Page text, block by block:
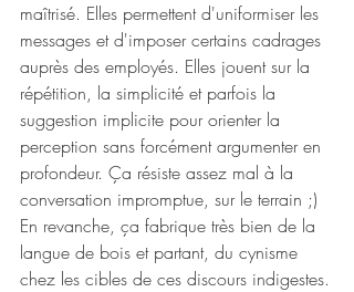
maîtrisé. Elles permettent d'uniformiser les
messages et d'imposer certains cadrages
auprès des employés. Elles jouent sur la
répétition, la simplicité et parfois la
suggestion implicite pour orienter la
perception sans forcément argumenter en
profondeur. Ça résiste assez mal à la
conversation impromptue, sur le terrain ;)
En revanche, ça fabrique très bien de la
langue de bois et partant, du cynisme
chez les cibles de ces discours indigestes.